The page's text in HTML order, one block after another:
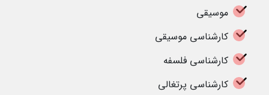
موسیقی
کارشناسی موسیقی
کارشناسی فلسفه
کارشناسی پرتغالی